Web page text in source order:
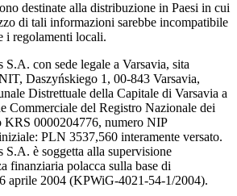
destinate alla distribuzione in Paesi in cui
di tali informazioni sarebbe incompatibile
i regolamenti locali.
con sede legale a Varsavia, sita
Daszyńskiego 1, 00-843 Varsavia,
Distrettuale della Capitale di Varsavia a
Commerciale del Registro Nazionale dei
0000204776, numero NIP
PLN 3537,560 interamente versato.
è soggetta alla supervisione
finanziaria polacca sulla base di
aprile 2004 (KPWiG-4021-54-1/2004).